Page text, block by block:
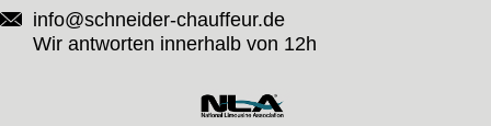
info@schneider-chauffeur.de
Wir antworten innerhalb von 12h